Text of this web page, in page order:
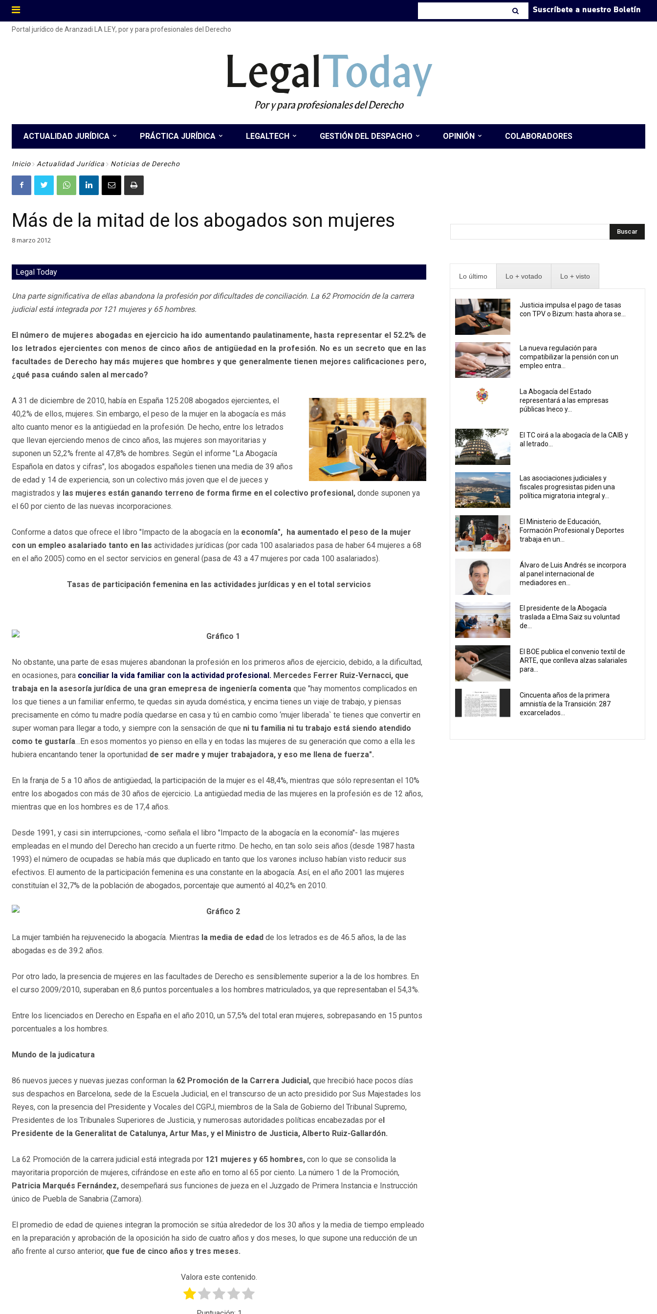
Suscríbete a nuestro Boletín
Portal jurídico de Aranzadi LA LEY, por y para profesionales del Derecho
LegalToday
Por y para profesionales del Derecho
ACTUALIDAD JURÍDICA PRÁCTICA JURÍDICA LEGALTECH GESTIÓN DEL DESPACHO OPINIÓN COLABORADORES
Inicio Actualidad Jurídica Noticias de Derecho
Más de la mitad de los abogados son mujeres
8 marzo 2012
Legal Today
Una parte significativa de ellas abandona la profesión por dificultades de conciliación. La 62 Promoción de la carrera
judicial está integrada por 121 mujeres y 65 hombres.
El número de mujeres abogadas en ejercicio ha ido aumentando paulatinamente, hasta representar el 52.2% de
los letrados ejercientes con menos de cinco años de antigüedad en la profesión. No es un secreto que en las
facultades de Derecho hay más mujeres que hombres y que generalmente tienen mejores calificaciones pero,
¿qué pasa cuándo salen al mercado?
A 31 de diciembre de 2010, había en España 125.208 abogados ejercientes, el
40,2% de ellos, mujeres. Sin embargo, el peso de la mujer en la abogacía es más
alto cuanto menor es la antigüedad en la profesión. De hecho, entre los letrados
que llevan ejerciendo menos de cinco años, las mujeres son mayoritarias y
suponen un 52,2% frente al 47,8% de hombres. Según el informe "La Abogacía
Española en datos y cifras", los abogados españoles tienen una media de 39 años
de edad y 14 de experiencia, son un colectivo más joven que el de jueces y
magistrados y las mujeres están ganando terreno de forma firme en el colectivo profesional, donde suponen ya
el 60 por ciento de las nuevas incorporaciones.
Conforme a datos que ofrece el libro "Impacto de la abogacía en la economía", ha aumentado el peso de la mujer
con un empleo asalariado tanto en las actividades jurídicas (por cada 100 asalariados pasa de haber 64 mujeres a 68
en el año 2005) como en el sector servicios en general (pasa de 43 a 47 mujeres por cada 100 asalariados).
Tasas de participación femenina en las actividades jurídicas y en el total servicios
No obstante, una parte de esas mujeres abandonan la profesión en los primeros años de ejercicio, debido, a la dificultad,
en ocasiones, para conciliar la vida familiar con la actividad profesional. Mercedes Ferrer Ruiz-Vernacci, que
trabaja en la asesoría jurídica de una gran emepresa de ingeniería comenta que "hay momentos complicados en
los que tienes a un familiar enfermo, te quedas sin ayuda doméstica, y encima tienes un viaje de trabajo, y piensas
precisamente en cómo tu madre podía quedarse en casa y tú en cambio como ‘mujer liberada` te tienes que convertir en
super woman para llegar a todo, y siempre con la sensación de que ni tu familia ni tu trabajo está siendo atendido
como te gustaría…En esos momentos yo pienso en ella y en todas las mujeres de su generación que como a ella les
hubiera encantando tener la oportunidad de ser madre y mujer trabajadora, y eso me llena de fuerza".
En la franja de 5 a 10 años de antigüedad, la participación de la mujer es el 48,4%, mientras que sólo representan el 10%
entre los abogados con más de 30 años de ejercicio. La antigüedad media de las mujeres en la profesión es de 12 años,
mientras que en los hombres es de 17,4 años.
Desde 1991, y casi sin interrupciones, -como señala el libro "Impacto de la abogacía en la economía"- las mujeres
empleadas en el mundo del Derecho han crecido a un fuerte ritmo. De hecho, en tan solo seis años (desde 1987 hasta
1993) el número de ocupadas se había más que duplicado en tanto que los varones incluso habían visto reducir sus
efectivos. El aumento de la participación femenina es una constante en la abogacía. Así, en el año 2001 las mujeres
constituían el 32,7% de la población de abogados, porcentaje que aumentó al 40,2% en 2010.
La mujer también ha rejuvenecido la abogacía. Mientras la media de edad de los letrados es de 46.5 años, la de las
abogadas es de 39.2 años.
Por otro lado, la presencia de mujeres en las facultades de Derecho es sensiblemente superior a la de los hombres. En
el curso 2009/2010, superaban en 8,6 puntos porcentuales a los hombres matriculados, ya que representaban el 54,3%.
Entre los licenciados en Derecho en España en el año 2010, un 57,5% del total eran mujeres, sobrepasando en 15 puntos
porcentuales a los hombres.
Mundo de la judicatura
86 nuevos jueces y nuevas juezas conforman la 62 Promoción de la Carrera Judicial, que hrecibió hace pocos días
sus despachos en Barcelona, sede de la Escuela Judicial, en el transcurso de un acto presidido por Sus Majestades los
Reyes, con la presencia del Presidente y Vocales del CGPJ, miembros de la Sala de Gobierno del Tribunal Supremo,
Presidentes de los Tribunales Superiores de Justicia, y numerosas autoridades políticas encabezadas por e
Presidente de la Generalitat de Catalunya, Artur Mas, y el Ministro de Justicia, Alberto Ruiz-Gallardón.
La 62 Promoción de la carrera judicial está integrada por 121 mujeres y 65 hombres, con lo que se consolida la
mayoritaria proporción de mujeres, cifrándose en este año en torno al 65 por ciento. La número 1 de la Promoción,
Patricia Marqués Fernández, desempeñará sus funciones de jueza en el Juzgado de Primera Instancia e Instrucción
único de Puebla de Sanabria (Zamora).
El promedio de edad de quienes integran la promoción se sitúa alrededor de los 30 años y la media de tiempo empleado
en la preparación y aprobación de la oposición ha sido de cuatro años y dos meses, lo que supone una reducción de un
año frente al curso anterior, que fue de cinco años y tres meses.
Valora este contenido.
Buscar
Lo último Lo + votado Lo + visto
Justicia impulsa el pago de tasas
con TPV o Bizum: hasta ahora se...
La nueva regulación para
compatibilizar la pensión con un
empleo entra...
La Abogacía del Estado
representará a las empresas
públicas Ineco y...
El TC oirá a la abogacía de la CAIB y
al letrado...
Las asociaciones judiciales y
fiscales progresistas piden una
política migratoria integral y...
El Ministerio de Educación,
Formación Profesional y Deportes
trabaja en un...
Álvaro de Luis Andrés se incorpora
al panel internacional de
mediadores en...
El presidente de la Abogacía
traslada a Elma Saiz su voluntad
de...
El BOE publica el convenio textil de
ARTE, que conlleva alzas salariales
para...
Cincuenta años de la primera
amnistía de la Transición: 287
excarcelados...